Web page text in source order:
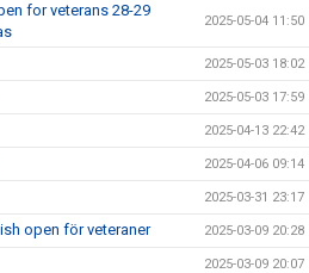
for veterans 28-29
2025-05-04 11:50
2025-05-03 18:02
2025-05-03 17:59
2025-04-13 22:42
2025-04-06 09:14
2025-03-31 23:17
open för veteraner 2025-03-09 20:28
2025-03-09 20:07